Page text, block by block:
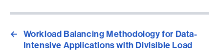
← Workload Balancing Methodology for Data-
Intensive Applications with Divisible Load